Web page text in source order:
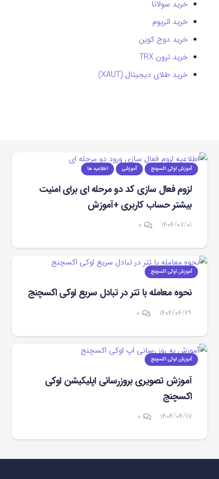
خرید سولانا
خرید اتریوم
خرید دوج کوین
خرید ترون TRX
خرید طلای دیجیتال (XAUT)
آموزش اوکی اکسچنج آموزشی اطلاعیه ها
لزوم فعال سازی کد دو مرحله ای برای امنیت
بیشتر حساب کاربری +آموزش
۱۴۰۴/۰۷/۰۱ ۰
آموزش اوکی اکسچنج
نحوه معامله با تتر در تبادل سریع اوکی ‌اکسچنج
۱۴۰۴/۰۴/۲۹ ۰
آموزش اوکی اکسچنج
آموزش تصویری بروزرسانی اپلیکیشن اوکی
اکسچنج
۱۴۰۴/۰۴/۱۷ ۰